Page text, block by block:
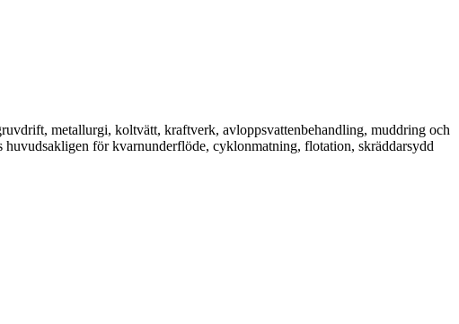
metallurgi, koltvätt, kraftverk, avloppsvattenbehandling, muddring och
för kvarnunderflöde, cyklonmatning, flotation, skräddarsydd